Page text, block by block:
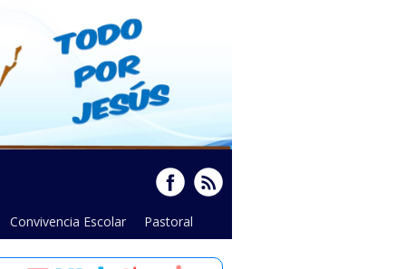
Convivencia Escolar Pastoral